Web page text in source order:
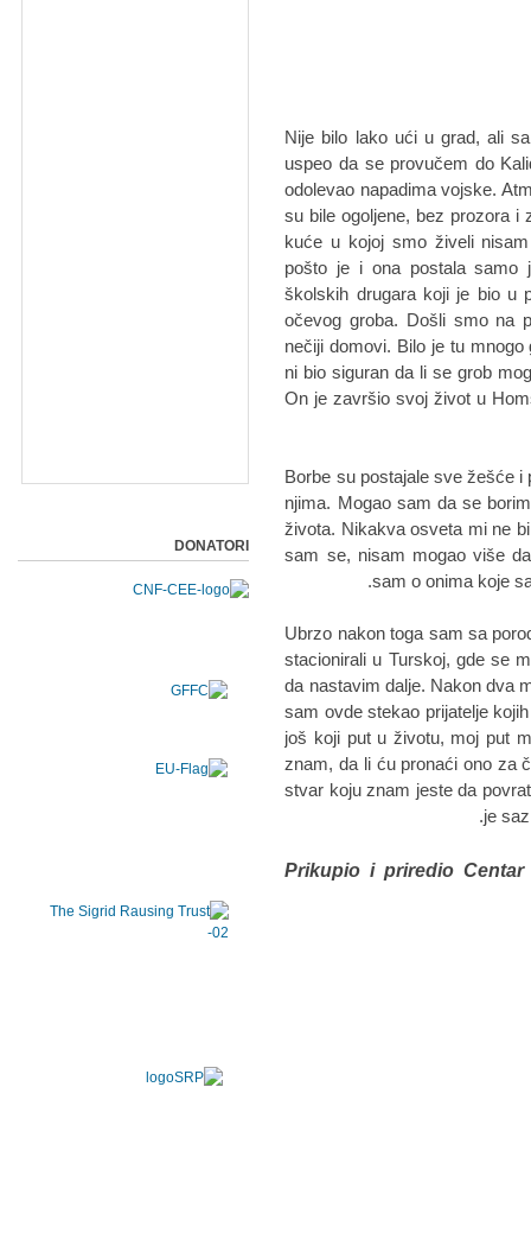
Nije bilo lako ući u grad, ali
uspeo da se provučem do
odolevao napadima vojske.
su bile ogoljene, bez prozora i
kuće u kojoj smo živeli
pošto je i ona postala samo
školskih drugara koji je bio u
očevog groba. Došli smo na
nečiji domovi. Bilo je tu
ni bio siguran da li se grob
On je završio svoj život u
Borbe su postajale sve žešće i
njima. Mogao sam da se
života. Nikakva osveta mi ne
sam se, nisam mogao više
sam o onima koje
Ubrzo nakon toga sam sa
stacionirali u Turskoj, gde se
da nastavim dalje. Nakon dva
sam ovde stekao prijatelje
još koji put u životu, moj put
znam, da li ću pronaći ono za
stvar koju znam jeste da
je
Prikupio i priredio
DONATORI